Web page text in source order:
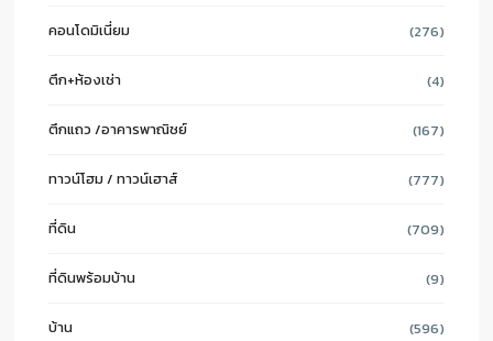
คอนโดมิเนี่ยม (276)
ตึก+ห้องเช่า (4)
ตึกแถว /อาคารพาณิชย์ (167)
ทาวน์โฮม / ทาวน์เฮาส์ (777)
ที่ดิน (709)
ที่ดินพร้อมบ้าน (9)
บ้าน (596)